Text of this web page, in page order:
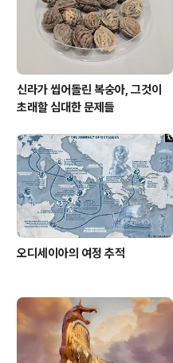
한 다양하고 매..
신라가 씹어돌린 복숭아, 그것이
초래할 심대한 문제들
오디세이아의 여정 추적